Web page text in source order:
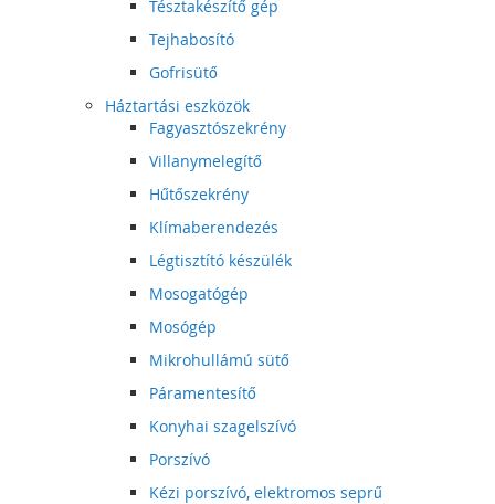
Tésztakészítő gép
Tejhabosító
Gofrisütő
Háztartási eszközök
Fagyasztószekrény
Villanymelegítő
Hűtőszekrény
Klímaberendezés
Légtisztító készülék
Mosogatógép
Mosógép
Mikrohullámú sütő
Páramentesítő
Konyhai szagelszívó
Porszívó
Kézi porszívó, elektromos seprű